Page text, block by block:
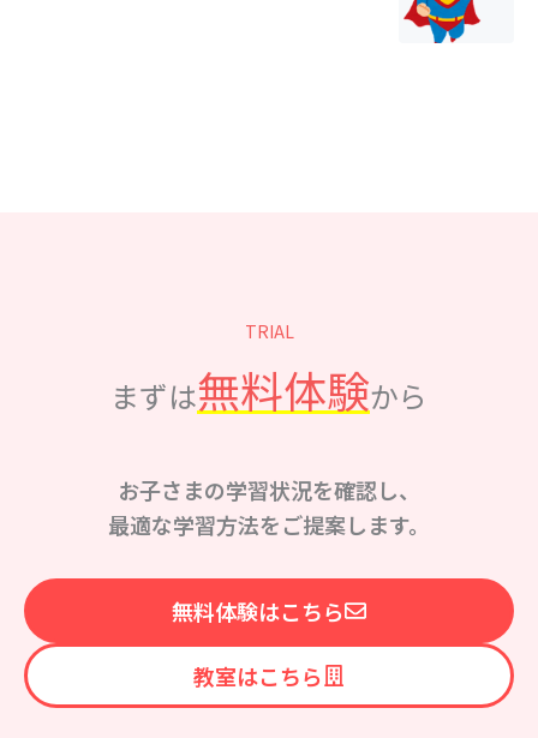
TRIAL
まずは無料体験から
お子さまの学習状況を確認し、
最適な学習方法をご提案します。
無料体験はこちら
教室はこちら